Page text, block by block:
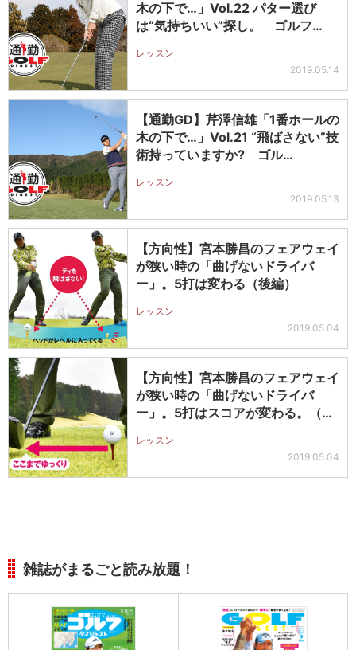
木の下で…」Vol.22 パター選び
は“気持ちいい”探し。 ゴルフ…
レッスン
2019.05.14
【通勤GD】芹澤信雄「1番ホールの
木の下で…」Vol.21 “飛ばさない”技
術持っていますか? ゴル…
レッスン
2019.05.13
【方向性】宮本勝昌のフェアウェイ
が狭い時の「曲げないドライバ
ー」。5打は変わる（後編）
レッスン
2019.05.04
【方向性】宮本勝昌のフェアウェイ
が狭い時の「曲げないドライバ
ー」。5打はスコアが変わる。（前
レッスン
2019.05.04
雑誌がまるごと読み放題！